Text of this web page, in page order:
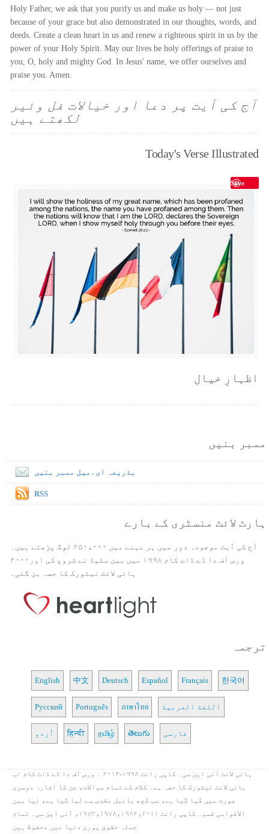
Holy Father, we ask that you purify us and make us holy — not just
because of your grace but also demonstrated in our thoughts, words, and
deeds. Create a clean heart in us and renew a righteous spirit in us by the
power of your Holy Spirit. May our lives be holy offerings of praise to
you, O, holy and mighty God. In Jesus' name, we offer ourselves and
praise you. Amen.
آج کی آیت پر دعا اور خیالات فل وئیر
لکھتے ہیں
Today's Verse Illustrated
Save
اظہارِ خیال
ممبر بنیں
بذریعہ ای۔میل ممبر بنیں
RSS
ہارٹ لائٹ منسٹری کے بارے
آج کی آیت موجودہ دور میں ہر مہنے میں ۲۵۰،۰۰۰ لوگ پڑھتے ہیں۔
ورس آف دا ڈے ڈاٹ کام ۱۹۹۸ میں بین سٹیڈ نے شروع کی اور۲۰۰۰
ہائی لائٹ نیٹورک کا حصہ بن گئی۔
ترجمہ
English 中文 Deutsch Español Français 한국어
Русский Português ภาษาไทย اللغة العربية
اُردو हिन्दी தமிழ் తెలుగు فارسی
ہائی لائٹ آئی این سی۔ کاپی رائٹ ۱۹۹۸-۲۰۱۳ ۔ ورس آف دا ڈے ڈاٹ کام اب
ہائی لائٹ نیٹورک کا حصہ ہے۔ کلام کے تمام سوالات، جن کا اشارہ دوسری
صورت میں کیا گیا ہے، سب کچھ بائبل مقدس سے لیا گیا ہے، نیا بین
الاقوامی قسم۔ کاپی رائٹ ۱۹۷۳،۱۹۷۸،۱۹۸۴،۲۰۱۱، آئی این سی۔ تمام
جملہ حقوق پوری دنیا میں محفوظ ہیں